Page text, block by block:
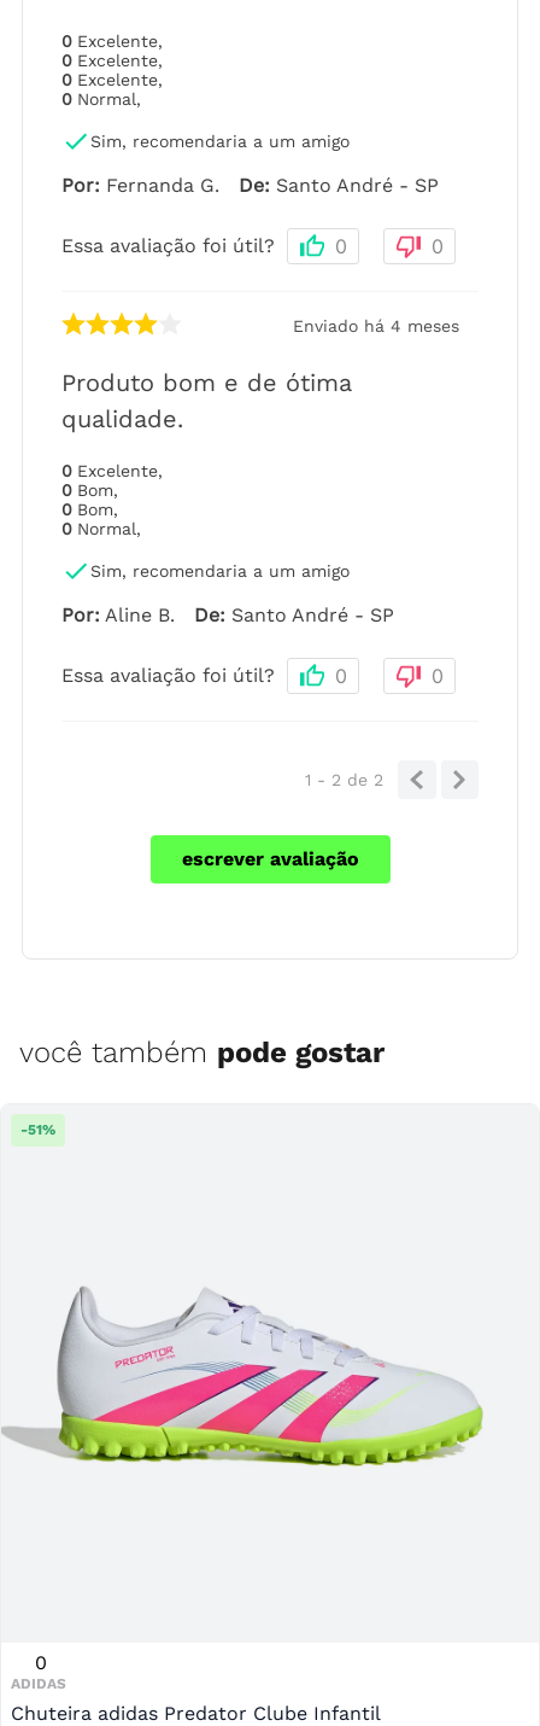
0 Excelente,
0 Excelente,
0 Excelente,
0 Normal,
Sim, recomendaria a um amigo
Por: Fernanda G. De: Santo André - SP
Essa avaliação foi útil? 0 0
Enviado há 4 meses
Produto bom e de ótima
qualidade.
0 Excelente,
0 Bom,
0 Bom,
0 Normal,
Sim, recomendaria a um amigo
Por: Aline B. De: Santo André - SP
Essa avaliação foi útil? 0 0
1 - 2 de 2
escrever avaliação
você também pode gostar
-51%
ADIDAS
0
Chuteira adidas Predator Clube Infantil